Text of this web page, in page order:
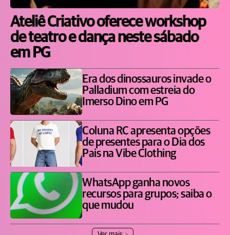
Ateliê Criativo oferece workshop
de teatro e dança neste sábado
em PG
Era dos dinossauros invade o
Palladium com estreia do
Imerso Dino em PG
Coluna RC apresenta opções
de presentes para o Dia dos
Pais na Vibe Clothing
WhatsApp ganha novos
recursos para grupos; saiba o
que mudou